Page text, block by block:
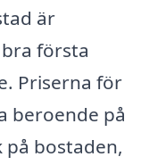
är
första
Priserna för
beroende på
bostaden,